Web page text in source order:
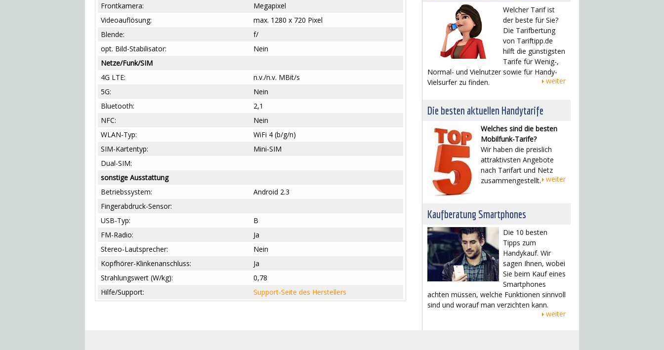
Megapixel
Frontkamera:
max. 1280 x 720 Pixel
Videoauflösung:
f/
Blende:
Nein
opt. Bild-Stabilisator:
Netze/Funk/SIM
n.v./n.v. MBit/s
4G LTE:
Nein
5G:
2,1
Bluetooth:
Nein
NFC:
WiFi 4 (b/g/n)
WLAN-Typ:
Mini-SIM
SIM-Kartentyp:
Dual-SIM:
sonstige Ausstattung
Android 2.3
Betriebssystem:
Fingerabdruck-Sensor:
B
USB-Typ:
Ja
FM-Radio:
Nein
Stereo-Lautsprecher:
Ja
Kopfhörer-Klinkenanschluss:
0,78
Strahlungswert (W/kg):
Support-Seite des Herstellers
Hilfe/Support:
Welcher Tarif ist
der beste für Sie?
Die Tarifbertung
von Tariftipp.de
hilft die günstigsten
Tarife für Wenig-,
Normal- und Vielnutzer sowie für Handy-
Vielsurfer zu finden.
weiter
Die besten aktuellen Handytarife
Welches sind die besten
Mobilfunk-Tarife?
Wir haben die preislich
attraktivsten Angebote
nach Tarifart und Netz
zusammengestellt. weiter
Kaufberatung Smartphones
Die 10 besten
Tipps zum
Handykauf. Wir
sagen Ihnen, wobei
Sie beim Kauf eines
Smartphones
achten müssen, welche Funktionen sinnvoll
sind und worauf man verzichten kann.
weiter